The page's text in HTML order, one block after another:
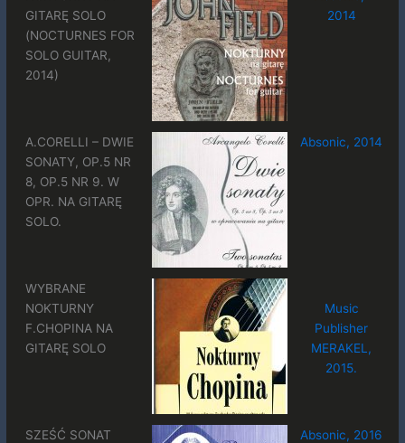
GITARĘ SOLO
(NOCTURNES FOR
SOLO GUITAR,
2014)
2014
A.CORELLI – DWIE
SONATY, OP.5 NR
8, OP.5 NR 9. W
OPR. NA GITARĘ
SOLO.
Absonic, 2014
WYBRANE
NOKTURNY
F.CHOPINA NA
GITARĘ SOLO
Music
Publisher
MERAKEL,
2015.
SZEŚĆ SONAT
Absonic, 2016